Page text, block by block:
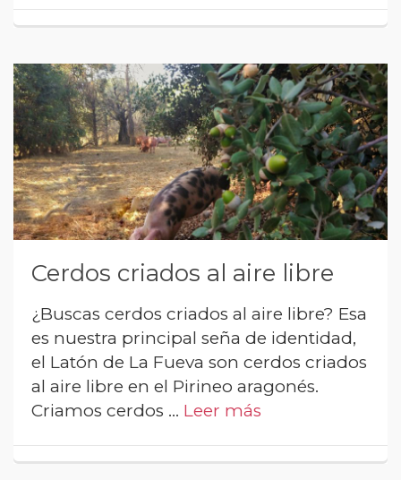
Cerdos criados al aire libre
¿Buscas cerdos criados al aire libre? Esa
es nuestra principal seña de identidad,
el Latón de La Fueva son cerdos criados
al aire libre en el Pirineo aragonés.
Criamos cerdos … Leer más